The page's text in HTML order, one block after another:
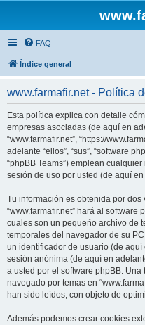
FAQ
Índice general
www.farmafir.net - Política
Esta política explica con detalle
empresas asociadas (de aquí en
“www.farmafir.net”, “https://
adelante “ellos”, “sus”, “software
“phpBB Teams”) emplean
sesión de uso por usted (de aquí
Tu información es obtenida por
“www.farmafir.net” hará al
cuales son un pequeño archivo de
temporales del navegador de su
un identificador de usuario (de aquí
sesión anónima (de aquí en
a usted por el software phpBB.
navegado por temas en
han sido leídos, con objeto de
Además podemos crear cookies